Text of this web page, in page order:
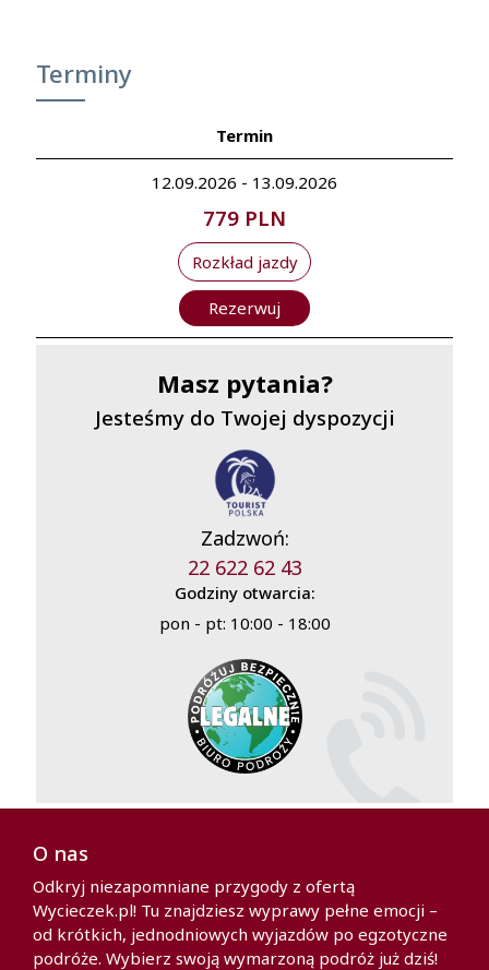
Terminy
Termin
12.09.2026 - 13.09.2026
779 PLN
Rozkład jazdy
Rezerwuj
Masz pytania?
Jesteśmy do Twojej dyspozycji
Zadzwoń:
22 622 62 43
Godziny otwarcia:
pon - pt: 10:00 - 18:00
O nas
Odkryj niezapomniane przygody z ofertą
Wycieczek.pl! Tu znajdziesz wyprawy pełne emocji –
od krótkich, jednodniowych wyjazdów po egzotyczne
podróże. Wybierz swoją wymarzoną podróż już dziś!